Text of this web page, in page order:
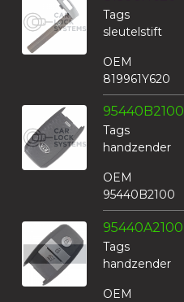
Tags
sleutelstift
OEM
819961Y620
95440B2100
Tags
handzender
OEM
95440B2100
95440A2100
Tags
handzender
OEM